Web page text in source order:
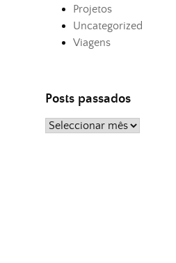
Projetos
Uncategorized
Viagens
Posts passados
Posts